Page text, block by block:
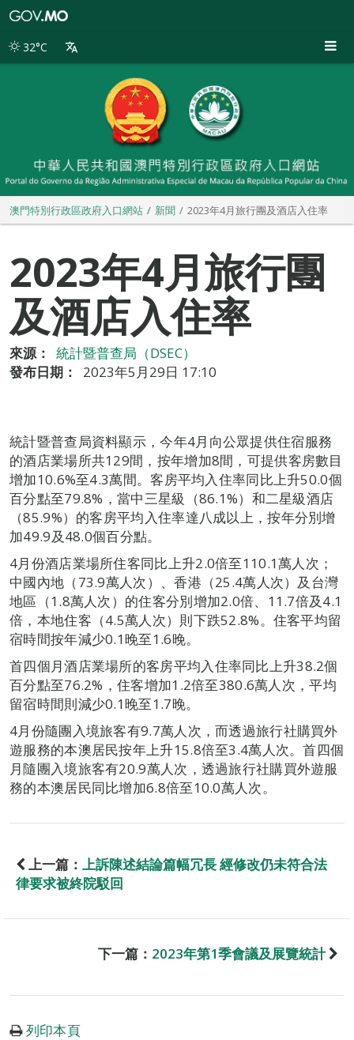
別
32°C
澳門特別行政區政府入口網站 新聞 2023年4月旅行團及酒店入住率
2023年4月旅行團
及酒店入住率
來源：
統計暨普查局（DSEC）
發布日期：
2023年5月29日 17:10
統計暨普查局資料顯示，今年4月向公眾提供住宿服務
的酒店業場所共129間，按年增加8間，可提供客房數目
增加10.6%至4.3萬間。客房平均入住率同比上升50.0個
百分點至79.8%，當中三星級（86.1%）和二星級酒店
（85.9%）的客房平均入住率達八成以上，按年分別增
加49.9及48.0個百分點。
4月份酒店業場所住客同比上升2.0倍至110.1萬人次；
中國內地（73.9萬人次）、香港（25.4萬人次）及台灣
地區（1.8萬人次）的住客分別增加2.0倍、11.7倍及4.1
倍，本地住客（4.5萬人次）則下跌52.8%。住客平均留
宿時間按年減少0.1晚至1.6晚。
首四個月酒店業場所的客房平均入住率同比上升38.2個
百分點至76.2%，住客增加1.2倍至380.6萬人次，平均
留宿時間則減少0.1晚至1.7晚。
4月份隨團入境旅客有9.7萬人次，而透過旅行社購買外
遊服務的本澳居民按年上升15.8倍至3.4萬人次。首四個
月隨團入境旅客有20.9萬人次，透過旅行社購買外遊服
務的本澳居民同比增加6.8倍至10.0萬人次。
上一篇： 上訴陳述結論篇幅冗長 經修改仍未符合法
律要求被終院駁回
下一篇： 2023年第1季會議及展覽統計
列印本頁